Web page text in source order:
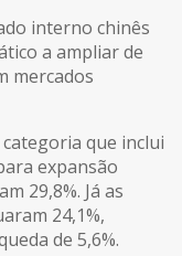
interno chinês
a ampliar de
mercados
que inclui
expansão
29,8%. Já as
24,1%,
de 5,6%.